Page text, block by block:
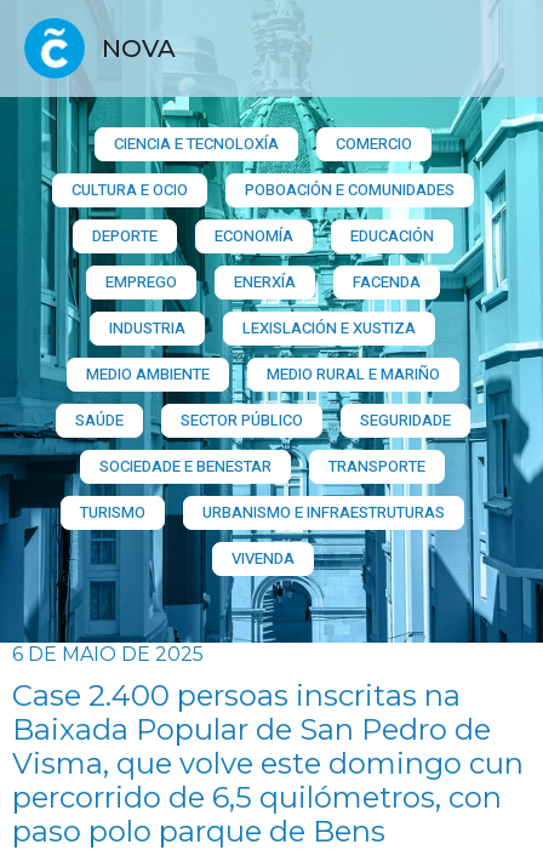
NOVA
CIENCIA E TECNOLOXÍA
COMERCIO
CULTURA E OCIO
POBOACIÓN E COMUNIDADES
DEPORTE
ECONOMÍA
EDUCACIÓN
EMPREGO
ENERXÍA
FACENDA
INDUSTRIA
LEXISLACIÓN E XUSTIZA
MEDIO AMBIENTE
MEDIO RURAL E MARIÑO
SAÚDE
SECTOR PÚBLICO
SEGURIDADE
SOCIEDADE E BENESTAR
TRANSPORTE
TURISMO
URBANISMO E INFRAESTRUTURAS
VIVENDA
6 DE MAIO DE 2025
Case 2.400 persoas inscritas na
Baixada Popular de San Pedro de
Visma, que volve este domingo cun
percorrido de 6,5 quilómetros, con
paso polo parque de Bens